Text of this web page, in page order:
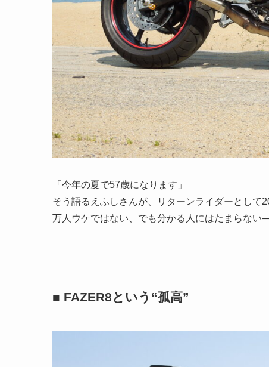
「今年の夏で57歳になります」
そう語るえふしさんが、リターンライダーとして
万人ウケではない、でも分かる人にはたまらない
■ FAZER8という“孤高”